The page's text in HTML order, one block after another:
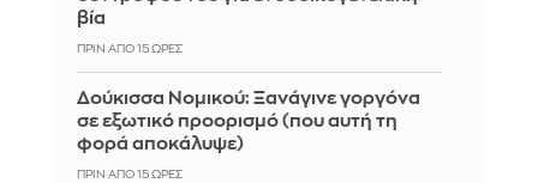
βία
ΠΡΙΝ ΑΠΌ 15 ΏΡΕΣ
Δούκισσα Νομικού: Ξανάγινε γοργόνα
σε εξωτικό προορισμό (που αυτή τη
φορά αποκάλυψε)
ΠΡΙΝ ΑΠΌ 15 ΏΡΕΣ